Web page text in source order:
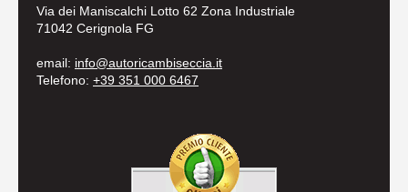
Via dei Maniscalchi Lotto 62 Zona Industriale
71042 Cerignola FG
email: info@autoricambiseccia.it
Telefono: +39 351 000 6467